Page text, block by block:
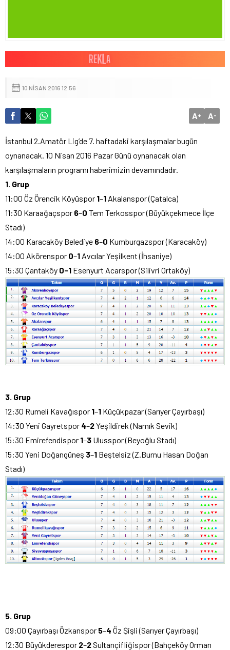
10 NISAN 2016 12:56
A+ A-
İstanbul 2.Amatör Lig’de 7. haftadaki karşılaşmalar bugün
oynanacak. 10 Nisan 2016 Pazar Günü oynanacak olan
karşılaşmaların programı haberimizin devamındadır.
1. Grup
11:00 Öz Örencik Köyüspor 1–1 Akalanspor (Çatalca)
11:30 Karaağaçspor 6–0 Tem Terkosspor (Büyükçekmece İlçe
Stadı)
14:00 Karacaköy Belediye 6–0 Kumburgazspor (Karacaköy)
14:00 Akörenspor 0–1 Avcılar Yeşilkent (İhsaniye)
15:30 Çantaköy 0-1 Esenyurt Acarspor (Silivri Ortaköy)
3. Grup
12:30 Rumeli Kavağıspor 1–1 Küçükpazar (Sarıyer Çayırbaşı)
14:30 Yeni Gayretspor 4–2Yeşildirek (Namık Sevik)
15:30 Emirefendispor 1–3 Ulusspor (Beyoğlu Stadı)
15:30 Yeni Doğangüneş 3–1 Beştelsiz (Z.Burnu Hasan Doğan
Stadı)
5. Grup
09:00 Çayırbaşı Özkanspor 5–4 Öz Şişli (Sarıyer Çayırbaşı)
12:30 Büyükderespor 2–2Sultançifliğispor (Bahçeköy Orman